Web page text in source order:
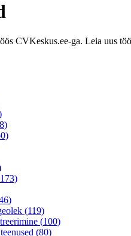
CVKeskus.ee-ga. Leia uus
)
)
173)
)
(119)
(100)
(80)